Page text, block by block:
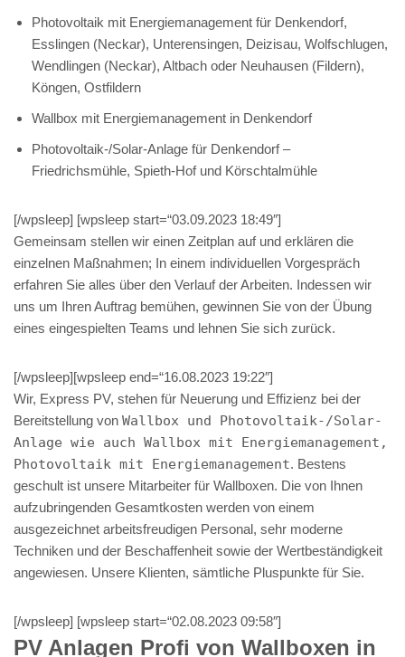
Photovoltaik mit Energiemanagement für Denkendorf,
Esslingen (Neckar), Unterensingen, Deizisau, Wolfschlugen,
Wendlingen (Neckar), Altbach oder Neuhausen (Fildern),
Köngen, Ostfildern
Wallbox mit Energiemanagement in Denkendorf
Photovoltaik-/Solar-Anlage für Denkendorf –
Friedrichsmühle, Spieth-Hof und Körschtalmühle
[/wpsleep] [wpsleep start=“03.09.2023 18:49″]
Gemeinsam stellen wir einen Zeitplan auf und erklären die
einzelnen Maßnahmen; In einem individuellen Vorgespräch
erfahren Sie alles über den Verlauf der Arbeiten. Indessen wir
uns um Ihren Auftrag bemühen, gewinnen Sie von der Übung
eines eingespielten Teams und lehnen Sie sich zurück.
[/wpsleep][wpsleep end=“16.08.2023 19:22″]
Wir, Express PV, stehen für Neuerung und Effizienz bei der
Bereitstellung von Wallbox und Photovoltaik-/Solar-
Anlage wie auch Wallbox mit Energiemanagement,
Photovoltaik mit Energiemanagement. Bestens
geschult ist unsere Mitarbeiter für Wallboxen. Die von Ihnen
aufzubringenden Gesamtkosten werden von einem
ausgezeichnet arbeitsfreudigen Personal, sehr moderne
Techniken und der Beschaffenheit sowie der Wertbeständigkeit
angewiesen. Unsere Klienten, sämtliche Pluspunkte für Sie.
[/wpsleep] [wpsleep start=“02.08.2023 09:58″]
PV Anlagen Profi von Wallboxen in